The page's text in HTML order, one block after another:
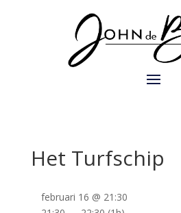
Het Turfschip
februari 16 @ 21:30